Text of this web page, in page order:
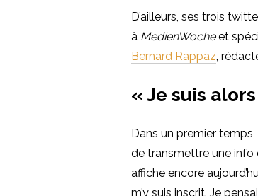
D’ailleurs, ses trois
à MedienWocheet
Bernard Rappaz,
« Je suis
Dans un premier
de transmettre une info
affiche encore
m’y suis inscrit. Je